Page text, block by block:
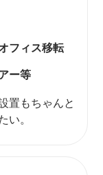
フィス移転
ー等
置もちゃんと
い。